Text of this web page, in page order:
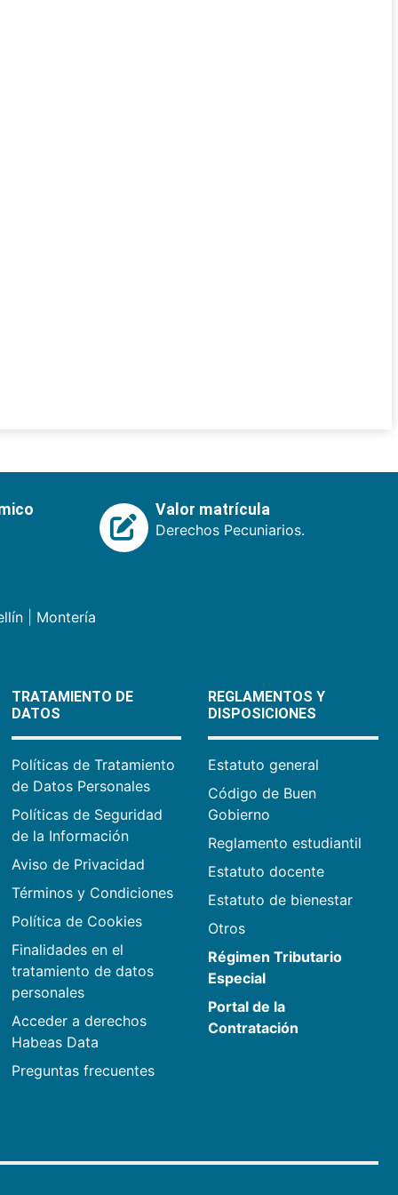
Valor matrícula
Derechos Pecuniarios.
| Montería
TRATAMIENTO DE
DATOS
Políticas de Tratamiento
de Datos Personales
Políticas de Seguridad
de la Información
Aviso de Privacidad
Términos y Condiciones
Política de Cookies
Finalidades en el
tratamiento de datos
personales
Acceder a derechos
Habeas Data
Preguntas frecuentes
REGLAMENTOS Y
DISPOSICIONES
Estatuto general
Código de Buen
Gobierno
Reglamento estudiantil
Estatuto docente
Estatuto de bienestar
Otros
Régimen Tributario
Especial
Portal de la
Contratación